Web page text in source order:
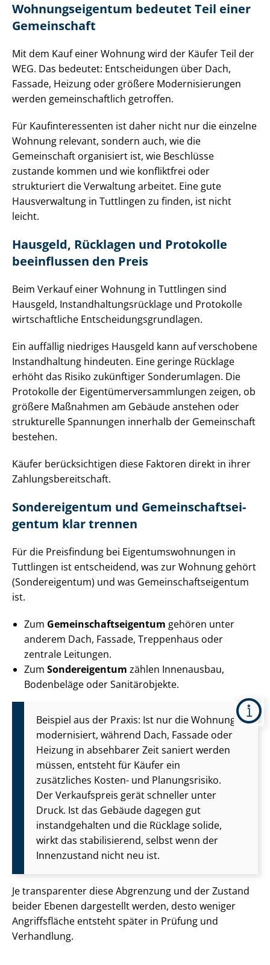
Woh­nungs­ei­gen­tum bedeutet Teil einer
Gemeinschaft
Mit dem Kauf einer Wohnung wird der Käufer Teil der
WEG. Das bedeutet: Entscheidungen über Dach,
Fassade, Heizung oder größere Mo­der­ni­sie­run­gen
werden ge­mein­schaft­lich getroffen.
Für Kauf­in­ter­es­sen­ten ist daher nicht nur die einzelne
Wohnung relevant, sondern auch, wie die
Gemeinschaft organisiert ist, wie Beschlüsse
zustande kommen und wie konfliktfrei oder
strukturiert die Verwaltung arbeitet. Eine gute
Hausverwaltung in Tuttlingen zu finden, ist nicht
leicht.
Hausgeld, Rücklagen und Protokolle
beeinflussen den Preis
Beim Verkauf einer Wohnung in Tuttlingen sind
Hausgeld, In­stand­hal­tungs­rück­la­ge und Protokolle
wirtschaftliche Ent­schei­dungs­grund­la­gen.
Ein auffällig niedriges Hausgeld kann auf verschobene
Instandhaltung hindeuten. Eine geringe Rücklage
erhöht das Risiko zukünftiger Sonderumlagen. Die
Protokolle der Ei­gen­tü­mer­ver­samm­lun­gen zeigen, ob
größere Maßnahmen am Gebäude anstehen oder
strukturelle Spannungen innerhalb der Gemeinschaft
bestehen.
Käufer berücksichtigen diese Faktoren direkt in ihrer
Zah­lungs­be­reit­schaft.
Sondereigentum und Ge­mein­schafts­ei­
gen­tum klar trennen
Für die Preisfindung bei Ei­gen­tums­woh­nun­gen in
Tuttlingen ist entscheidend, was zur Wohnung gehört
(Sondereigentum) und was Ge­mein­schafts­ei­gen­tum
ist.
Zum Ge­mein­schafts­ei­gen­tum gehören unter
anderem Dach, Fassade, Treppenhaus oder
zentrale Leitungen.
Zum Sondereigentum zählen Innenausbau,
Bodenbeläge oder Sanitärobjekte.
Beispiel aus der Praxis: Ist nur die Wohnung
modernisiert, während Dach, Fassade oder
Heizung in absehbarer Zeit saniert werden
müssen, entsteht für Käufer ein
zusätzliches Kosten- und Planungsrisiko.
Der Verkaufspreis gerät schneller unter
Druck. Ist das Gebäude dagegen gut
instandgehalten und die Rücklage solide,
wirkt das stabilisierend, selbst wenn der
Innenzustand nicht neu ist.
Je transparenter diese Abgrenzung und der Zustand
beider Ebenen dargestellt werden, desto weniger
Angriffsfläche entsteht später in Prüfung und
Verhandlung.